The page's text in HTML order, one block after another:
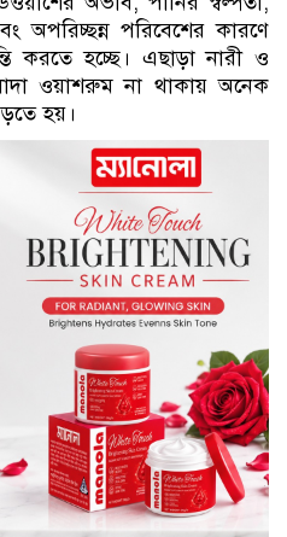
অপরিচ্ছন্ন পরিবেশের কারণে
করতে হচ্ছে। এছাড়া নারী ও
ওয়াশরুম না থাকায় অনেক
হয়।